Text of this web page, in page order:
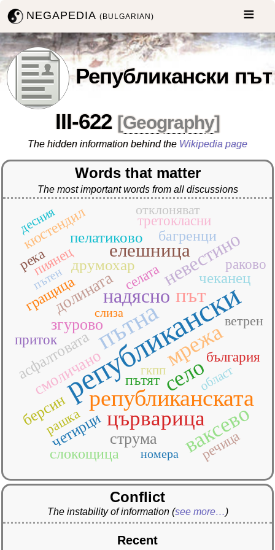
NEGAPEDIA(BULGARIAN)
Републикански път
III-622 [Geography]
The hidden information behind the Wikipedia page
Words that matter
The most important words from all discussions
републикански
пътна
републиканската
мрежа
село
ваксево
църварица
път
надясно
невестино
елешница
долината
згурово
смоличано
струма
асфалтовата
берсин
друмохар
пелатиково
чеканец
четирци
багренци
гращица
кюстендил
пътят
слокощица
българия
пиянец
приток
раково
река
речица
селата
третокласни
ветрен
отклоняват
рашка
гкпп
десния
област
номера
пътен
слиза
Conflict
The instability of information (see more…)
Recent